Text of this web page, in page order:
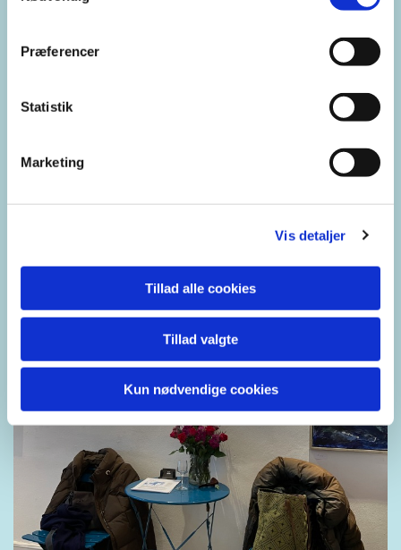
Præferencer
Statistik
Marketing
Vis detaljer
Tillad alle cookies
Tillad valgte
Kun nødvendige cookies